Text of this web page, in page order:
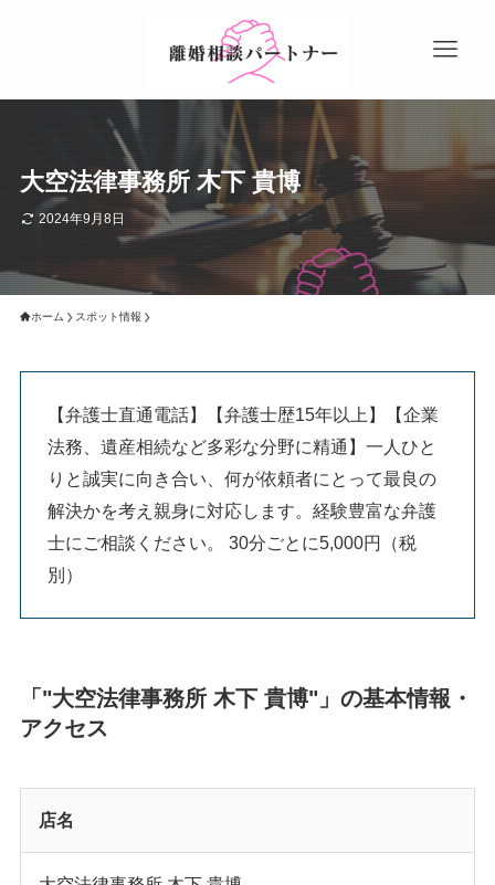
大空法律事務所 木下 貴博
2024年9月8日
ホーム スポット情報
【弁護士直通電話】【弁護士歴15年以上】【企業
法務、遺産相続など多彩な分野に精通】一人ひと
りと誠実に向き合い、何が依頼者にとって最良の
解決かを考え親身に対応します。経験豊富な弁護
士にご相談ください。 30分ごとに5,000円（税
別）
「"大空法律事務所 木下 貴博"」の基本情報・
アクセス
店名